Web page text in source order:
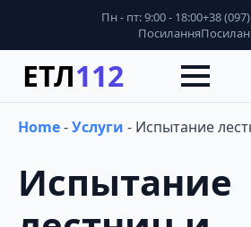
Пн - пт: 9:00 - 18:00+38
Посилання
ЕТЛ112
Home-Услуги - Испытание
Испытание